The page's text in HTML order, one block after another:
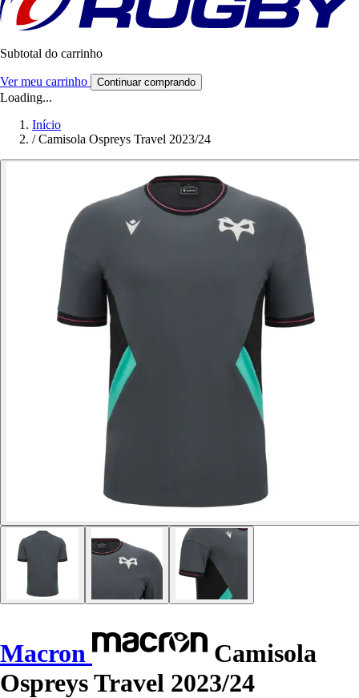
Subtotal do carrinho
Ver meu carrinho Continuar comprando
Loading...
Início
/ Camisola Ospreys Travel 2023/24
Macron
Camisola
Ospreys Travel 2023/24